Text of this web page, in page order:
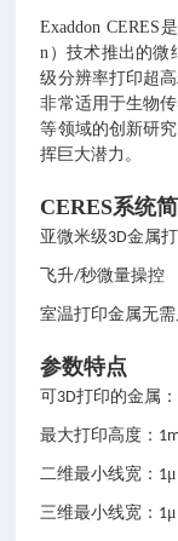
Exaddon CERES
n）技术推出的微
级分辨率打印超
非常适用于生物
等领域的创新研
挥巨大潜力。
CERES系统
亚微米级3D金属
飞升/秒微量操控
室温打印金属无
参数特点
可3D打印的金属：
最大打印高度：
二维最小线宽： 1μ
三维最小线宽： 1μ